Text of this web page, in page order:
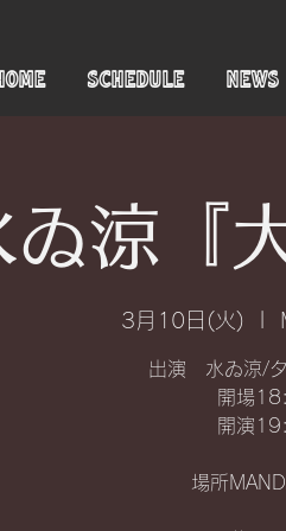
SCHEDULE NEWS
涼『
3月10日(火)
出演 水ゐ涼/タ
開場
開演
場所